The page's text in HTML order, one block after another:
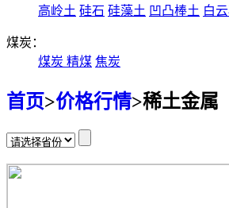
高岭土 硅石 硅藻土 凹凸棒土 白
煤炭：
煤炭 精煤 焦炭
首页>价格行情>稀土金属